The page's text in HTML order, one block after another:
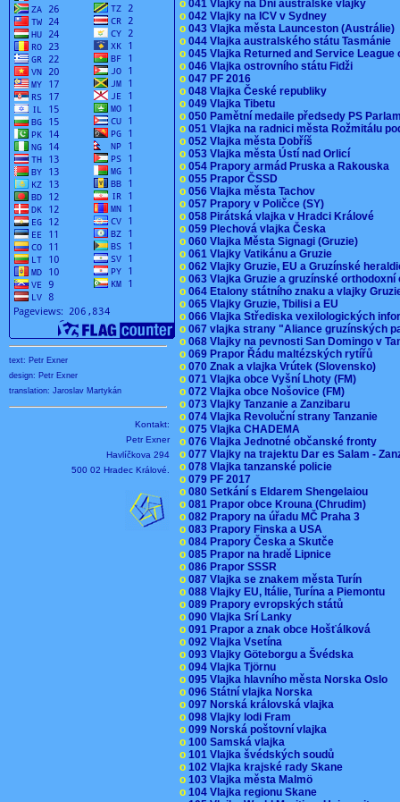
text: Petr Exner
design: Petr Exner
translation: Jaroslav Martykán
Kontakt:
Petr Exner
Havlíčkova 294
500 02 Hradec Králové.
o 041 Vlajky na Dni australské vlajky
o 042 Vlajky na ICV v Sydney
o 043 Vlajka města Launceston (Austrálie)
o 044 Vlajka australského státu Tasmánie
o 045 Vlajka Returned and Service
o 046 Vlajka ostrovního státu Fidži
o 047 PF 2016
o 048 Vlajka České republiky
o 049 Vlajka Tibetu
o 050 Pamětní medaile předsedy PS
o 051 Vlajka na radnici města Rožmitálu
o 052 Vlajka města Dobříš
o 053 Vlajka města Ústí nad Orlicí
o 054 Prapory armád Pruska a Rakouska
o 055 Prapor ČSSD
o 056 Vlajka města Tachov
o 057 Prapory v Poličce (SY)
o 058 Pirátská vlajka v Hradci Králové
o 059 Plechová vlajka Česka
o 060 Vlajka Města Signagi (Gruzie)
o 061 Vlajky Vatikánu a Gruzie
o 062 Vlajky Gruzie, EU a Gruzínské
o 063 Vlajka Gruzie a gruzínské
o 064 Etalony státního znaku a vlajky
o 065 Vlajky Gruzie, Tbilisi a EU
o 066 Vlajka Střediska vexilologických
o 067 vlajka strany "Aliance gruzínských
o 068 Vlajky na pevnosti San Domingo v
o 069 Prapor Řádu maltézských rytířů
o 070 Znak a vlajka Vrútek (Slovensko)
o 071 Vlajka obce Vyšní Lhoty (FM)
o 072 Vlajka obce Nošovice (FM)
o 073 Vlajky Tanzanie a Zanzibaru
o 074 Vlajka Revoluční strany Tanzanie
o 075 Vlajka CHADEMA
o 076 Vlajka Jednotné občanské fronty
o 077 Vlajky na trajektu Dar es Salam -
o 078 Vlajka tanzanské policie
o 079 PF 2017
o 080 Setkání s Eldarem Shengelaiou
o 081 Prapor obce Krouna (Chrudim)
o 082 Prapory na úřadu MČ Praha 3
o 083 Prapory Finska a USA
o 084 Prapory Česka a Skutče
o 085 Prapor na hradě Lipnice
o 086 Prapor SSSR
o 087 Vlajka se znakem města Turín
o 088 Vlajky EU, Itálie, Turína a Piemontu
o 089 Prapory evropských států
o 090 Vlajka Srí Lanky
o 091 Prapor a znak obce Hošťálková
o 092 Vlajka Vsetína
o 093 Vlajky Göteborgu a Švédska
o 094 Vlajka Tjörnu
o 095 Vlajka hlavního města Norska Oslo
o 096 Státní vlajka Norska
o 097 Norská královská vlajka
o 098 Vlajky lodi Fram
o 099 Norská poštovní vlajka
o 100 Samská vlajka
o 101 Vlajka švédských soudů
o 102 Vlajka krajské rady Skane
o 103 Vlajka města Malmö
o 104 Vlajka regionu Skane